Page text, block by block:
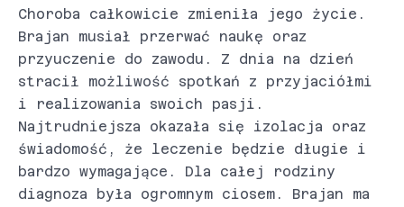
Choroba całkowicie zmieniła jego życie.
Brajan musiał przerwać naukę oraz
przyuczenie do zawodu. Z dnia na dzień
stracił możliwość spotkań z przyjaciółmi
i realizowania swoich pasji.
Najtrudniejsza okazała się izolacja oraz
świadomość, że leczenie będzie długie i
bardzo wymagające. Dla całej rodziny
diagnoza była ogromnym ciosem. Brajan ma